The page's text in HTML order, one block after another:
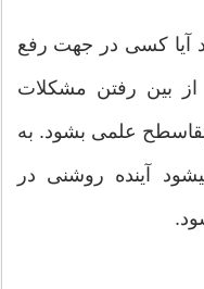
آیا کسی در جهت رفع
بین رفتن مشکلات
علمی بشود. به
آینده روشنی در